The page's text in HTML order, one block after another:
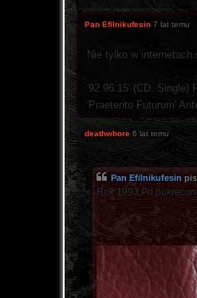
Pan Efilnikufesin 7 lat temu
Nie tylko w internetach
'92.96.15' ‎(CD, Single)
'Praeterito Futurum'
deathwhore 6 lat temu
Pan Efilnikufesin
Rok